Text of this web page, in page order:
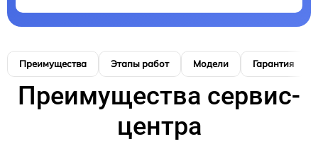
Преимущества Этапы работ Модели Гарантия
Преимущества сервис-
центра